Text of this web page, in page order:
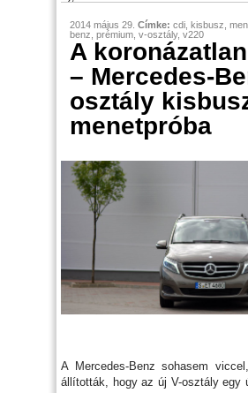
2014 május 29. Címke: cdi kisbusz
benz prémium v-osztály, v220
A
– Mercedes-
osztály
menetpróba
A Mercedes-Benz sohasem
állították, hogy az új V-osztály egy